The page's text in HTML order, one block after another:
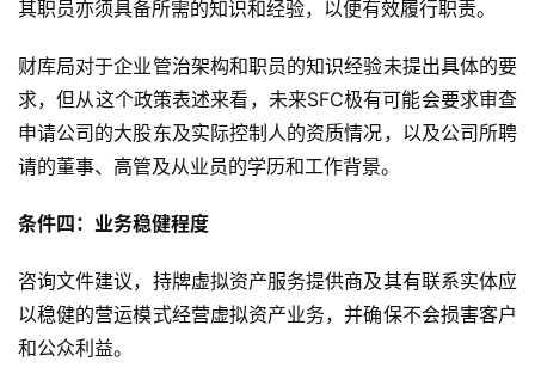
其职员亦须具备所需的知识和经验，以便有效履行职责。
财库局对于企业管治架构和职员的知识经验未提出具体的要
求，但从这个政策表述来看，未来SFC极有可能会要求审查
申请公司的大股东及实际控制人的资质情况，以及公司所聘
请的董事、高管及从业员的学历和工作背景。
条件四：业务稳健程度
咨询文件建议，持牌虚拟资产服务提供商及其有联系实体应
以稳健的营运模式经营虚拟资产业务，并确保不会损害客户
和公众利益。